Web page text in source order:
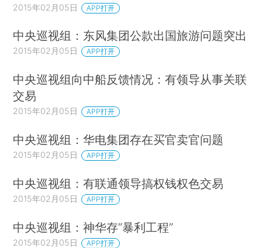
2015年02月05日 APP打开
中央巡视组：东风集团公款出国旅游问题突出
2015年02月05日 APP打开
中央巡视组向中船反馈情况：有领导从事关联
交易
2015年02月05日 APP打开
中央巡视组：华电集团存在买官卖官问题
2015年02月05日 APP打开
中央巡视组：有联通领导搞权钱权色交易
2015年02月05日 APP打开
中央巡视组：神华存“暴利工程”
2015年02月05日 APP打开